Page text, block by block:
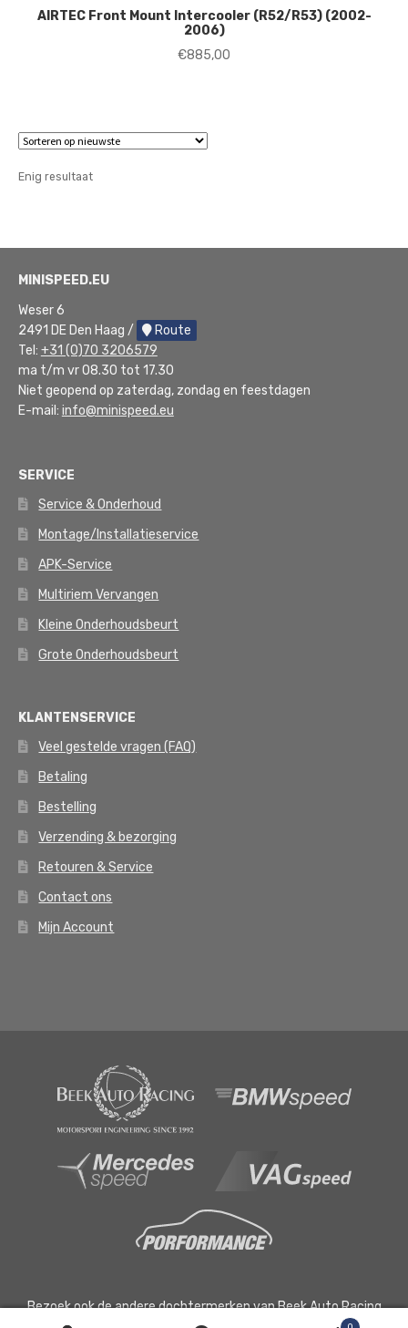
AIRTEC Front Mount Intercooler (R52/R53) (2002-
2006)
€885,00
Enig resultaat
MINISPEED.EU
Weser 6
2491 DE Den Haag /
Route
Tel: +31 (0)70 3206579
ma t/m vr 08.30 tot 17.30
Niet geopend op zaterdag, zondag en feestdagen
E-mail: info@minispeed.eu
SERVICE
Service & Onderhoud
Montage/Installatieservice
APK-Service
Multiriem Vervangen
Kleine Onderhoudsbeurt
Grote Onderhoudsbeurt
KLANTENSERVICE
Veel gestelde vragen (FAQ)
Betaling
Bestelling
Verzending & bezorging
Retouren & Service
Contact ons
Mijn Account
Bezoek ook de andere dochtermerken van Beek Auto Racing